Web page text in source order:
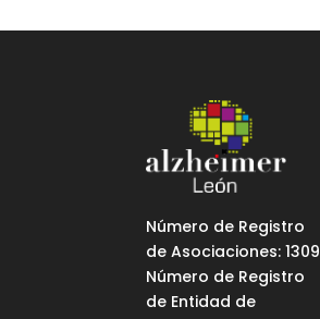
Número de Registro
de Asociaciones: 1309
Número de Registro
de Entidad de